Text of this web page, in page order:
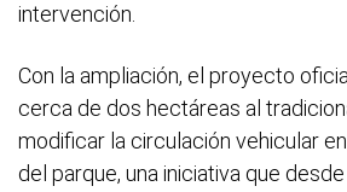
intervención.
Con la ampliación, el proyecto
cerca de dos hectáreas al
modificar la circulación vehicular
del parque, una iniciativa que